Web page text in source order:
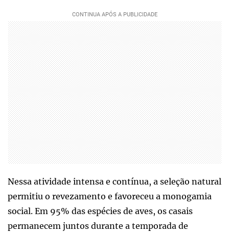
Nessa atividade intensa e contínua, a seleção natural
permitiu o revezamento e favoreceu a monogamia
social. Em 95% das espécies de aves, os casais
permanecem juntos durante a temporada de